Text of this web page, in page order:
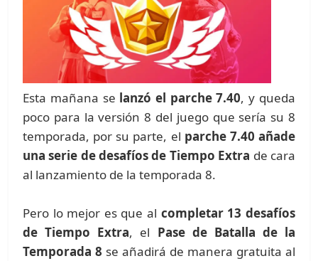
Esta mañana se lanzó el parche 7.40, y queda
poco para la versión 8 del juego que sería su 8
temporada, por su parte, el parche 7.40 añade
una serie de desafíos de Tiempo Extra de cara
al lanzamiento de la temporada 8.
Pero lo mejor es que al completar 13 desafíos
de Tiempo Extra, el Pase de Batalla de la
Temporada 8 se añadirá de manera gratuita al